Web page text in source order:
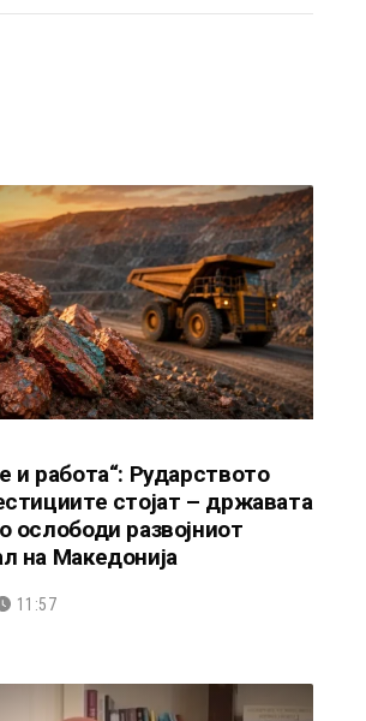
и работа“: Рударството
стојат – државата
ослободи развојниот
на Македонија
11:57